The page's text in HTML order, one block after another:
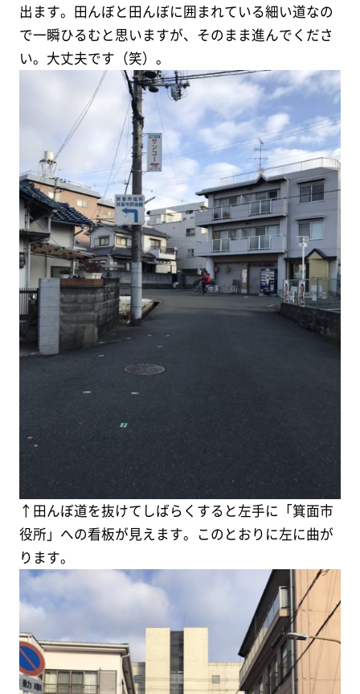
出ます。田んぼと田んぼに囲まれている細い道なの
で一瞬ひるむと思いますが、そのまま進んでくださ
い。大丈夫です（笑）。
↑田んぼ道を抜けてしばらくすると左手に「箕面市
役所」への看板が見えます。このとおりに左に曲が
ります。